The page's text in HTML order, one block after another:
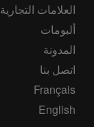
العلامات التجارية
ألبومات
المدونة
اتصل بنا
Français
English